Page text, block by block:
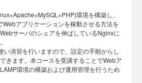
環境を構築し、
アプリケーションを稼動させる方法を
サーバのシェアを伸ばしているNginxに
い演習を行いますので、設定の手順からし
きます。本コースを受講することでWebア
環境の構築および運用管理を行うため